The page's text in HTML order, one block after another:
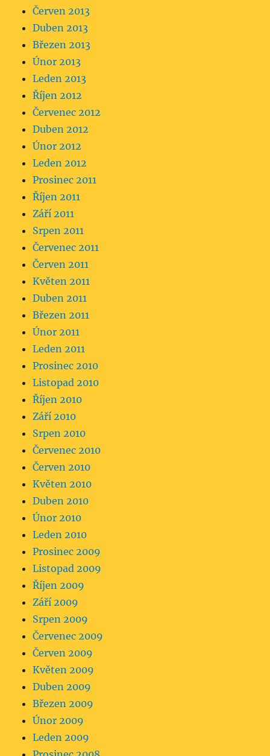
Červen 2013
Duben 2013
Březen 2013
Únor 2013
Leden 2013
Říjen 2012
Červenec 2012
Duben 2012
Únor 2012
Leden 2012
Prosinec 2011
Říjen 2011
Září 2011
Srpen 2011
Červenec 2011
Červen 2011
Květen 2011
Duben 2011
Březen 2011
Únor 2011
Leden 2011
Prosinec 2010
Listopad 2010
Říjen 2010
Září 2010
Srpen 2010
Červenec 2010
Červen 2010
Květen 2010
Duben 2010
Únor 2010
Leden 2010
Prosinec 2009
Listopad 2009
Říjen 2009
Září 2009
Srpen 2009
Červenec 2009
Červen 2009
Květen 2009
Duben 2009
Březen 2009
Únor 2009
Leden 2009